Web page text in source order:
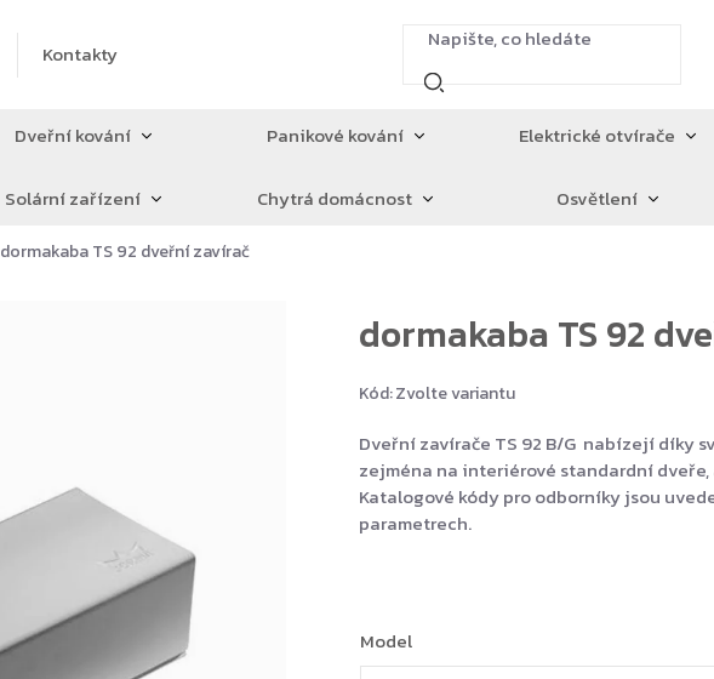
Kontakty
Dveřní kování Panikové kování Elektrické otvírače
Solární zařízení Chytrá domácnost Osvětlení
dormakaba TS 92 dveřní zavírač
dormakaba TS 92
Kód:Zvolte variantu
Model
Dveřní zavírače TS 92 B/G nabízejí díky
zejména na interiérové standardní
Katalogové kódy pro odborníky jsou
parametrech.